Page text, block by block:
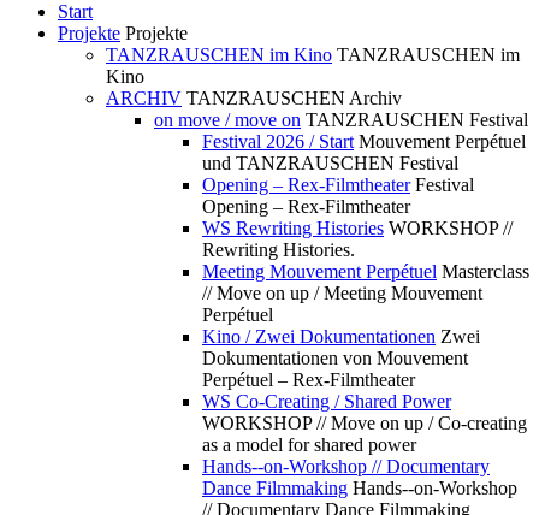
Start
Projekte Projekte
TANZRAUSCHEN im Kino TANZRAUSCHEN im
Kino
ARCHIV TANZRAUSCHEN Archiv
on move / move on TANZRAUSCHEN Festival
Festival 2026 / Start Mouvement Perpétuel
und TANZRAUSCHEN Festival
Opening – Rex-Filmtheater Festival
Opening – Rex-Filmtheater
WS Rewriting Histories WORKSHOP //
Rewriting Histories.
Meeting Mouvement Perpétuel Masterclass
// Move on up / Meeting Mouvement
Perpétuel
Kino / Zwei Dokumentationen Zwei
Dokumentationen von Mouvement
Perpétuel – Rex-Filmtheater
WS Co-Creating / Shared Power
WORKSHOP // Move on up / Co-creating
as a model for shared power
Hands--on-Workshop // Documentary
Dance Filmmaking Hands--on-Workshop
// Documentary Dance Filmmaking